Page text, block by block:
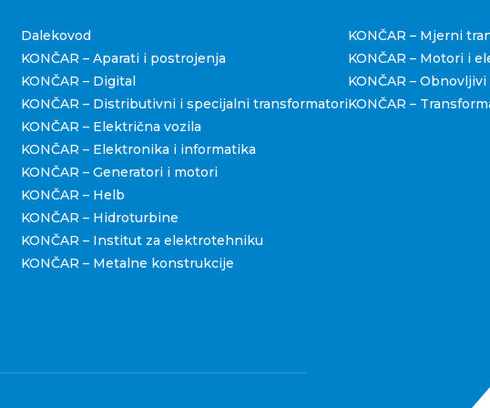
Dalekovod
KONČAR – Aparati i postrojenja
KONČAR – Digital
KONČAR – Distributivni i specijalni transformatori
KONČAR – Električna vozila
KONČAR – Elektronika i informatika
KONČAR – Generatori i motori
KONČAR – Helb
KONČAR – Hidroturbine
KONČAR – Institut za elektrotehniku
KONČAR – Metalne konstrukcije
KONČAR – Mjerni
KONČAR – Motori i
KONČAR –
KONČAR –